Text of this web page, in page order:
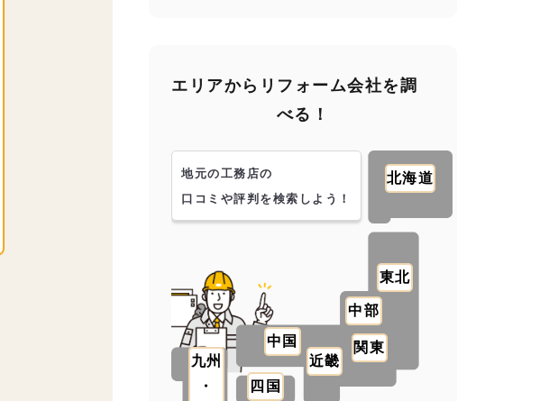
エリアからリフォーム会社を調
べる！
北海道
東北
関東
中部
近畿
中国
四国
九州
・
地元の工務店の
口コミや評判を検索しよう！